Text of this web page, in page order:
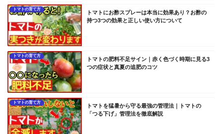
トマトの育て方
トマトにお酢スプレーは本当に効果あり？お酢の
持つ3つの効果と正しい使い方について
トマトの育て方
トマトの肥料不足サイン｜赤く色づく時期に見る3
つの症状と真夏の追肥のコツ
トマトの育て方
トマトを猛暑から守る最強の管理法｜トマトの
「つる下げ」管理法を徹底解説